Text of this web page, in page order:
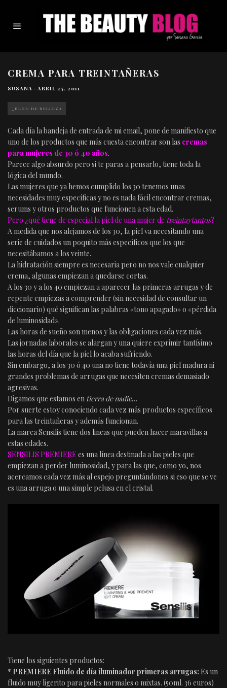
CREMA PARA TREINTAÑERAS
SUSANA · ABRIL 25, 2011
_BLOG DE BELLEZA
Cada día la bandeja de entrada de mi email, pone de manifiesto que
uno de los productos que más cuesta encontrar son las cremas
para mujeres de 30 ó 40 años.
Parece algo absurdo pero si te paras a pensarlo, tiene toda la
lógica del mundo.
Las mujeres que ya hemos cumplido los 30 tenemos unas
necesidades muy específicas y no es nada fácil encontrar cremas,
serums y otros productos que funcionen a esta edad.
Pero ¿qué tiene de especial la piel de una mujer de treintaytantos?
A medida que nos alejamos de los 30, la piel va necesitando una
serie de cuidados un poquito más específicos que los que
necesitábamos a los veinte.
La hidratación siempre es necesaria pero no nos vale cualquier
crema, algunas empiezan a quedarse cortas.
A los 30 y a los 40 empiezan a aparecer las primeras arrugas y de
repente empiezas a comprender (sin necesidad de consultar un
diccionario) qué significan las palabras «tono apagado» o «pérdida
de luminosidad».
Las horas de sueño son menos y las obligaciones cada vez más.
Las jornadas laborales se alargan y una quiere exprimir tantísimo
las horas del día que la piel lo acaba sufriendo.
Sin embargo, a los 30 ó 40 una no tiene todavía una piel madura ni
grandes problemas de arrugas que necesiten cremas demasiado
agresivas.
Digamos que estamos en tierra de nadie…
Por suerte estoy conociendo cada vez más productos específicos
para las treintañeras y además funcionan.
La marca Sensilis tiene dos lineas que pueden hacer maravillas a
estas edades.
SENSILIS PREMIERE es una línea destinada a las pieles que
empiezan a perder luminosidad, y para las que, como yo, nos
acercamos cada vez más al espejo preguntándonos si eso que se ve
es una arruga o una simple pelusa en el cristal.
Tiene los siguientes productos:
* PREMIERE Fluido de día iluminador primeras arrugas: Es un
fluido muy ligerito para pieles normales o mixtas. (50ml. 36 euros)